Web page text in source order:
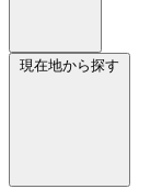
現在地から探す